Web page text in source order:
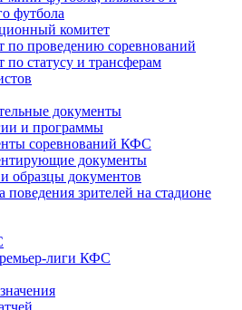
футбола
комитет
по проведению соревнований
по статусу и трансферам
документы
и программы
соревнований КФС
документы
образцы документов
поведения зрителей на стадионе
лиги КФС